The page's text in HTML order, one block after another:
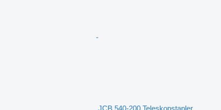
JCB 540-200 Teleskopstapler